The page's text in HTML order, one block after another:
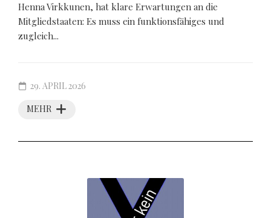
Henna Virkkunen, hat klare Erwartungen an die
Mitgliedstaaten: Es muss ein funktionsfähiges und
zugleich...
MEHR
29. APRIL 2026